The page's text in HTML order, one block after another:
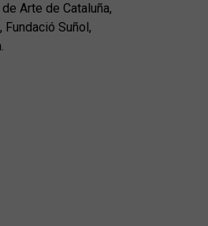
Arte de Cataluña,
Suñol,